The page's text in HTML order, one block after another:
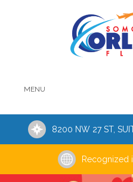
MENU
8200 NW 27 ST,
Recognized